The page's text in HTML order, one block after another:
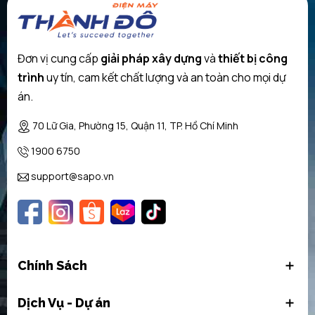
Thiết kế kiểu chữ T sang trọng
Chất liệu inox cao cấp có độ bền cao
Dòngmáy hút mùiHMH.DWB097E50được
hãng Boschhoàn thiện từ chất liệu inox cao
cấp tạo nên cảm giác sang trọng và hiện đại
cho không gian bếp của gia đình. Hơn nữa
chất liệu Inox còn có độ bền cao và chống gỉ
gia đình bạn. Nhờ vậy bạn có thể yên tâm sử
dụng mà không lo về chất lượng của sản
phẩm.
Đơn vị cung cấp giải pháp xây dựngvàthiết bị công
trìnhuy tín, cam kết chất lượng và an toàn cho mọi dự
án.
70 Lữ Gia, Phường 15, Quận 11, TP. Hồ Chí Minh
1900 6750
support@sapo.vn
Chính Sách
Dịch Vụ - Dự án